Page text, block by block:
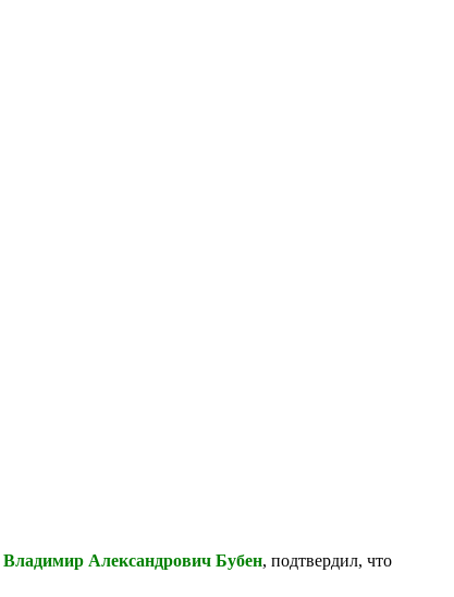
Владимир Александрович Бубен, подтвердил, что